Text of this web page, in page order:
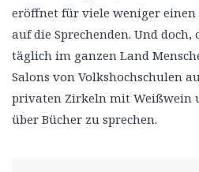
eröffnet für viele weniger
auf die Sprechenden. Und
täglich im ganzen Land
Salons von Volkshochschulen
privaten Zirkeln mit Weißwein
über Bücher zu sprechen.